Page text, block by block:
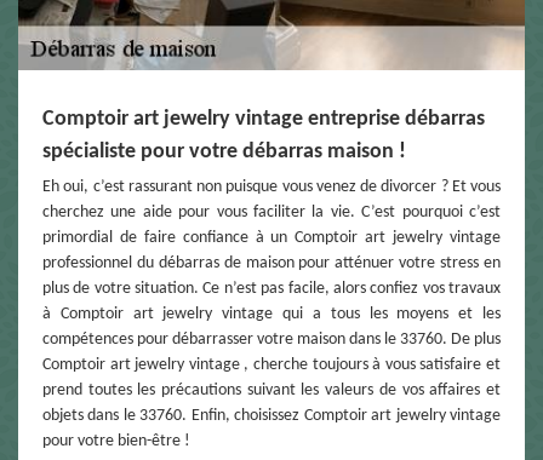
Comptoir art jewelry vintage entreprise débarras
spécialiste pour votre débarras maison !
Eh oui, c’est rassurant non puisque vous venez de divorcer ? Et vous
cherchez une aide pour vous faciliter la vie. C’est pourquoi c’est
primordial de faire confiance à un Comptoir art jewelry vintage
professionnel du débarras de maison pour atténuer votre stress en
plus de votre situation. Ce n’est pas facile, alors confiez vos travaux
à Comptoir art jewelry vintage qui a tous les moyens et les
compétences pour débarrasser votre maison dans le 33760. De plus
Comptoir art jewelry vintage , cherche toujours à vous satisfaire et
prend toutes les précautions suivant les valeurs de vos affaires et
objets dans le 33760. Enfin, choisissez Comptoir art jewelry vintage
pour votre bien-être !